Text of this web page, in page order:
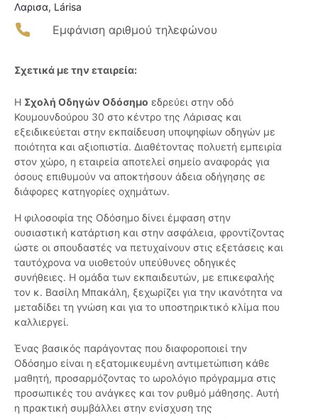
Λαρισα, Lárisa
Εμφάνιση αριθμού τηλεφώνου
Σχετικά με την εταιρεία:
Η Σχολή Οδηγών Οδόσημο εδρεύει στην οδό
Κουμουνδούρου 30 στο κέντρο της Λάρισας και
εξειδικεύεται στην εκπαίδευση υποψηφίων οδηγών με
ποιότητα και αξιοπιστία. Διαθέτοντας πολυετή εμπειρία
στον χώρο, η εταιρεία αποτελεί σημείο αναφοράς για
όσους επιθυμούν να αποκτήσουν άδεια οδήγησης σε
διάφορες κατηγορίες οχημάτων.
Η φιλοσοφία της Οδόσημο δίνει έμφαση στην
ουσιαστική κατάρτιση και στην ασφάλεια, φροντίζοντας
ώστε οι σπουδαστές να πετυχαίνουν στις εξετάσεις και
ταυτόχρονα να υιοθετούν υπεύθυνες οδηγικές
συνήθειες. Η ομάδα των εκπαιδευτών, με επικεφαλής
τον κ. Βασίλη Μπακάλη, ξεχωρίζει για την ικανότητα να
μεταδίδει τη γνώση και για το υποστηρικτικό κλίμα που
καλλιεργεί.
Ένας βασικός παράγοντας που διαφοροποιεί την
Οδόσημο είναι η εξατομικευμένη αντιμετώπιση κάθε
μαθητή, προσαρμόζοντας το ωρολόγιο πρόγραμμα στις
προσωπικές του ανάγκες και τον ρυθμό μάθησης. Αυτή
η πρακτική συμβάλλει στην ενίσχυση της